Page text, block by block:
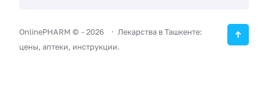
OnlinePHARM © -2026
Лекарства в Ташкенте:
цены, аптеки, инструкции.